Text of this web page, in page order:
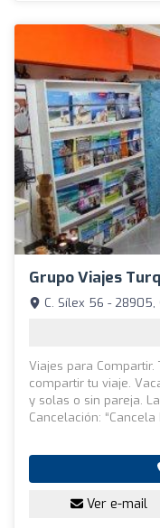
Grupo Viajes
C. Sílex 56 - 28905,
Viajes para
compartir tu viaje.
y solas o sin pareja.
Cancelación: “Cancela
Ver e-mail